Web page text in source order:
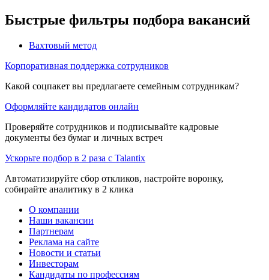
Быстрые фильтры подбора вакансий
Вахтовый метод
Корпоративная поддержка сотрудников
Какой соцпакет вы предлагаете семейным сотрудникам?
Оформляйте кандидатов онлайн
Проверяйте сотрудников и подписывайте кадровые
документы без бумаг и личных встреч
Ускорьте подбор в 2 раза с Talantix
Автоматизируйте сбор откликов, настройте воронку,
собирайте аналитику в 2 клика
О компании
Наши вакансии
Партнерам
Реклама на сайте
Новости и статьи
Инвесторам
Кандидаты по профессиям